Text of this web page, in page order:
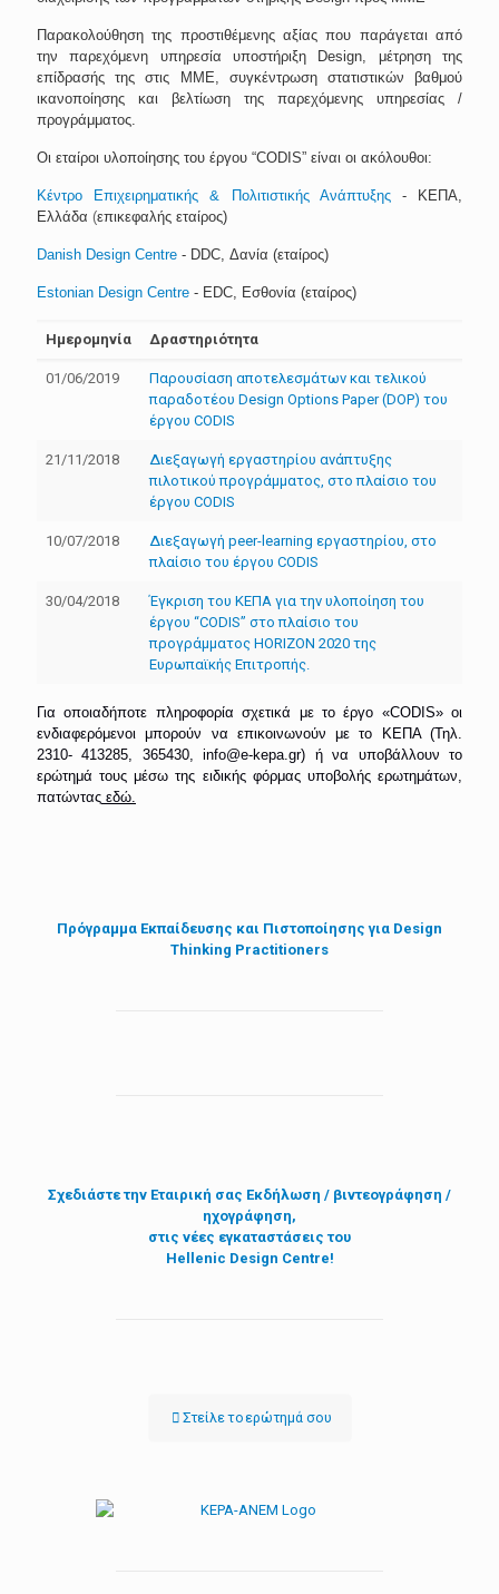
Παρακολούθηση της προστιθέμενης αξίας που παράγεται από
την παρεχόμενη υπηρεσία υποστήριξη
Design, μέτρηση της
επίδρασής της στις ΜΜΕ, συγκέντρωση στατιστικών βαθμού
ικανοποίησης και βελτίωση της παρεχόμενης υπηρεσίας /
προγράμματος.
Οι εταίροι υλοποίησης του έργου “CODIS” είναι οι ακόλουθοι:
Κέντρο Επιχειρηματικής & Πολιτιστικής Ανάπτυξης- ΚΕΠΑ,
Ελλάδα (επικεφαλής εταίρος)
Danish Design Centre - DDC, Δανία (εταίρος)
Estonian Design Centre - EDC, Εσθονία (εταίρος)
Ημερομηνία Δραστηριότητα
01/06/2019
Παρουσίαση αποτελεσμάτων και τελικού
παραδοτέου Design Options Paper (DOP) του
έργου CODIS
21/11/2018
Διεξαγωγή εργαστηρίου ανάπτυξης
πιλοτικού προγράμματος, στο πλαίσιο του
έργου CODIS
10/07/2018
Διεξαγωγή peer-learning εργαστηρίου, στο
πλαίσιο του έργου CODIS
30/04/2018
Έγκριση του ΚΕΠΑ για την υλοποίηση του
έργου “CODIS” στο πλαίσιο του
προγράμματος ΗΟRΙΖΟΝ 2020 της
Ευρωπαϊκής Επιτροπής.
Για οποιαδήποτε πληροφορία σχετικά με το έργο «CODIS» οι
ενδιαφερόμενοι μπορούν να επικοινωνούν με το ΚΕΠΑ (Τηλ.
2310- 413285, 365430,info@e-kepa.gr) ή να υποβάλλουν το
ερώτημά τους μέσω της ειδικής φόρμας υποβολής ερωτημάτων,
πατώντας εδώ.
Πρόγραμμα Εκπαίδευσης και Πιστοποίησης για Design
Thinking Practitioners
Σχεδιάστε την Εταιρική σας Εκδήλωση / βιντεογράφηση /
ηχογράφηση,
στις νέες εγκαταστάσεις του
Hellenic Design Centre!
Στείλε τo ερώτημά σου